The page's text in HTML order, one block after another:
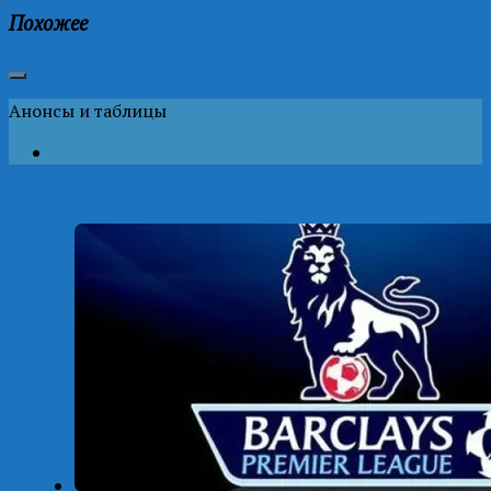
Похожее
Анонсы и таблицы